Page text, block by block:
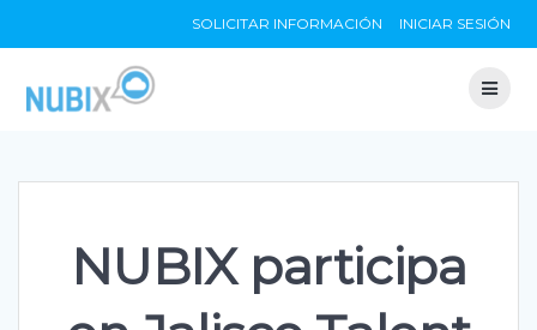
to
SOLICITAR INFORMACIÓN INICIAR SESIÓN
NUBIX participa